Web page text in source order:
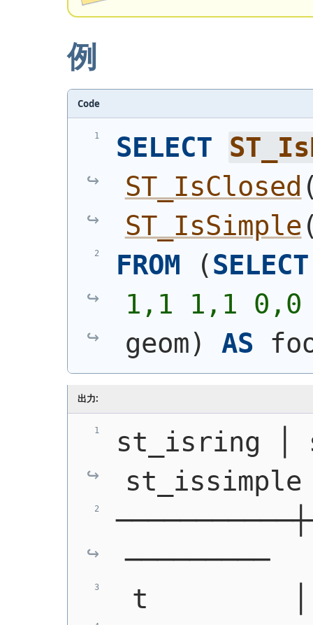
例
Code
SELECT
ST_IsClosed
ST_IsSimple
FROM
(SELECT
1,1 1,1 0,0
geom) AS
出力:
st_isring │
st_issimple
─────────
t